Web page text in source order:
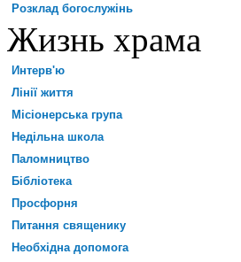
Розклад богослужінь
Жизнь храма
Интерв'ю
Лінії життя
Місіонерська група
Недільна школа
Паломництво
Бібліотека
Просфорня
Питання священику
Необхідна допомога